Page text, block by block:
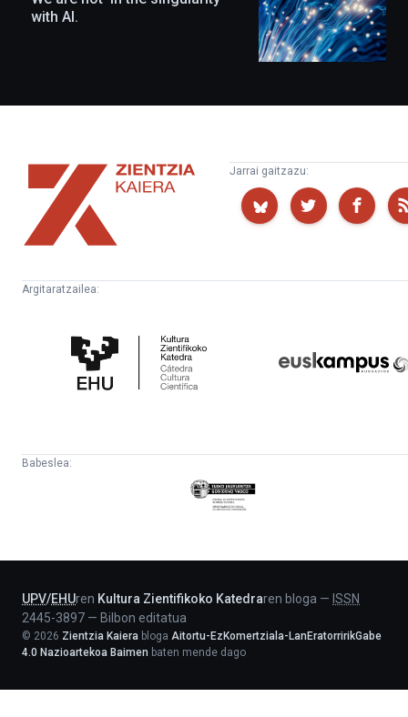
with AI.
Zientzia
Kaiera
Jarrai gaitzazu:
Argitaratzailea:
Zientifikoko
Katedra
Babeslea:
Eusko
Jaurlaritza
UPV/EHUren Kultura Zientifikoko Katedraren bloga — ISSN
2445-3897 — Bilbon editatua
© 2026 Zientzia Kaiera bloga Aitortu-EzKomertziala-LanEratorririkGabe
4.0 Nazioartekoa Baimen baten mende dago